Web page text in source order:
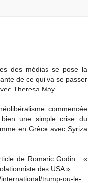
des médias se pose la
de ce qui va se passer
Theresa May.
commencée
une simple crise du
en Grèce avec Syriza
de Romaric Godin : «
des USA » :
trump-ou-le-